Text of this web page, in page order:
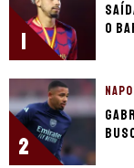
1
o
2